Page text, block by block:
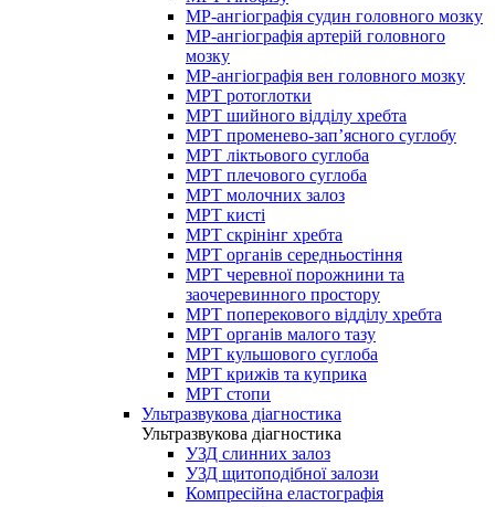
МР-ангіографія судин головного мозку
МР-ангіографія артерій головного
мозку
МР-ангіографія вен головного мозку
МРТ ротоглотки
МРТ шийного відділу хребта
МРТ променево-зап’ясного суглобу
МРТ ліктьового суглоба
МРТ плечового суглоба
МРТ молочних залоз
МРТ кисті
МРТ скрінінг хребта
МРТ органів середньостіння
МРТ черевної порожнини та
заочеревинного простору
МРТ поперекового відділу хребта
МРТ органів малого тазу
МРТ кульшового суглоба
МРТ крижів та куприка
МРТ стопи
Ультразвукова діагностика
Ультразвукова діагностика
УЗД слинних залоз
УЗД щитоподібної залози
Компресійна еластографія